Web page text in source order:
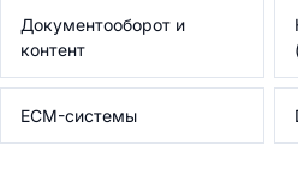
Документооборот и
контент
ECM-системы